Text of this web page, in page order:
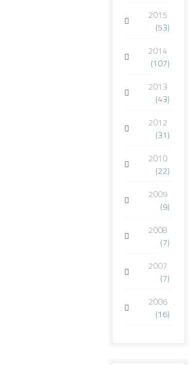
2015
(53)
2014
(107)
2013
(43)
2012
(31)
2010
(22)
2009
(9)
2008
(7)
2007
(7)
2006
(16)